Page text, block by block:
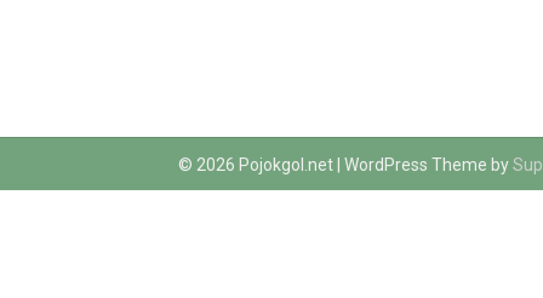
© 2026 Pojokgol.net | WordPress Theme by